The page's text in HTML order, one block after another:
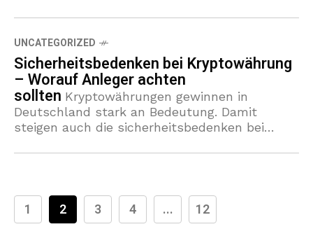
welche Coins mit Zukunft
UNCATEGORIZED
Sicherheitsbedenken bei Kryptowährung
– Worauf Anleger achten
sollten Kryptowährungen gewinnen in
Deutschland stark an Bedeutung. Damit
steigen auch die sicherheitsbedenken bei
Bitcoin, Ethereum oder andere Tokens
1 2 3 4 ... 12